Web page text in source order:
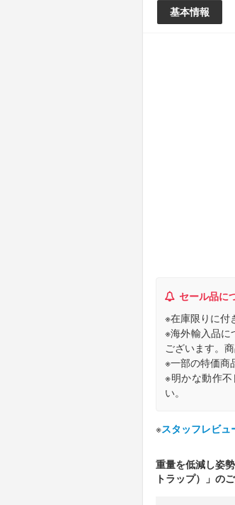
基本情報
セール品に
※在庫限りに付
※海外輸入品に
ございます。
※一部の特価商
※明かな動作
い。
※スタッフレビュ
重量を低減し姿
トラップ）」の